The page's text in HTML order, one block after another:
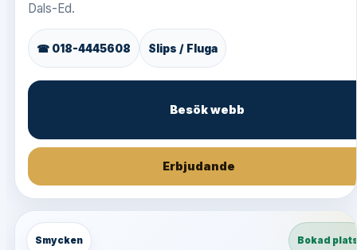
Dals-Ed.
☎ 018-4445608 Slips / Fluga
Besök webb
Erbjudande
Smycken Bokad